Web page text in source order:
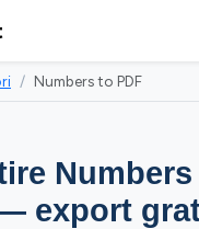
Numbers to PDF
Numbers
export